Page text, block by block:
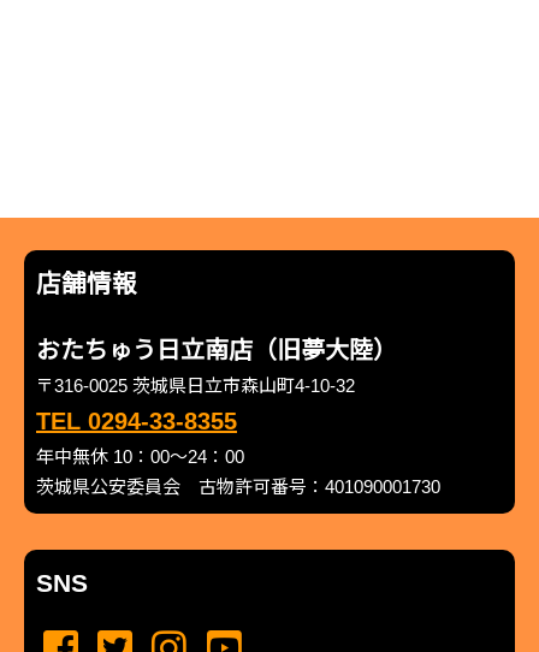
店舗情報
おたちゅう日立南店（旧夢大陸）
〒316-0025 茨城県日立市森山町4-10-32
TEL 0294-33-8355
年中無休 10：00～24：00
茨城県公安委員会 古物許可番号：401090001730
SNS